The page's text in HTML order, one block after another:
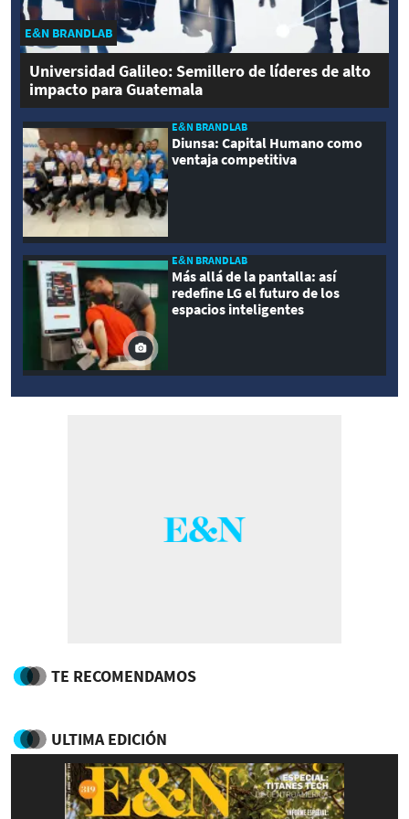
E&N BRANDLAB
Universidad Galileo: Semillero de líderes de alto
impacto para Guatemala
E&N BRANDLAB
Diunsa: Capital Humano como
ventaja competitiva
E&N BRANDLAB
Más allá de la pantalla: así
redefine LG el futuro de los
espacios inteligentes
TE RECOMENDAMOS
ULTIMA EDICIÓN